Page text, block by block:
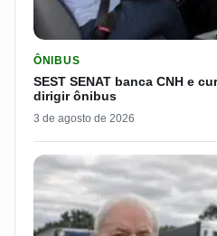
ÔNIBUS
SEST SENAT banca CNH e
dirigir ônibus
3 de agosto de 2026